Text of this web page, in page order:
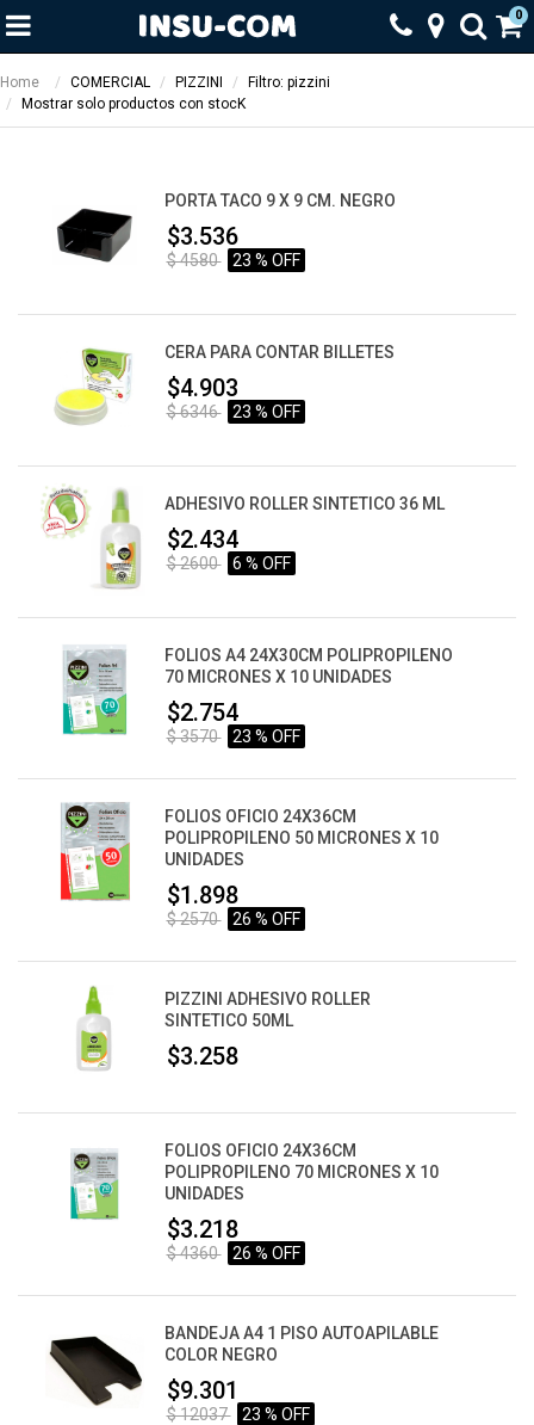
0
Home COMERCIAL PIZZINI
Filtro: pizzini
Mostrar solo productos con stocK
PORTA TACO 9 X 9 CM. NEGRO
$3.536
$ 4580 23 % OFF
CERA PARA CONTAR BILLETES
$4.903
$ 6346 23 % OFF
ADHESIVO ROLLER SINTETICO 36 ML
$2.434
$ 2600 6 % OFF
FOLIOS A4 24X30CM POLIPROPILENO
70 MICRONES X 10 UNIDADES
$2.754
$ 3570 23 % OFF
FOLIOS OFICIO 24X36CM
POLIPROPILENO 50 MICRONES X 10
UNIDADES
$1.898
$ 2570 26 % OFF
PIZZINI ADHESIVO ROLLER
SINTETICO 50ML
$3.258
FOLIOS OFICIO 24X36CM
POLIPROPILENO 70 MICRONES X 10
UNIDADES
$3.218
$ 4360 26 % OFF
BANDEJA A4 1 PISO AUTOAPILABLE
COLOR NEGRO
$9.301
$ 12037 23 % OFF